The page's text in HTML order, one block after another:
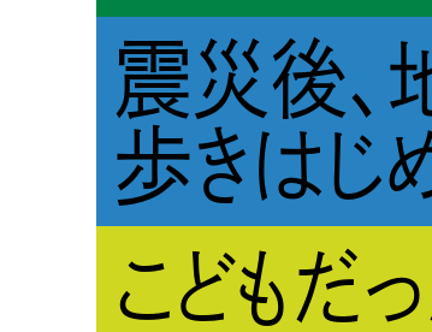
震災後、
歩きはじ
こどもだ